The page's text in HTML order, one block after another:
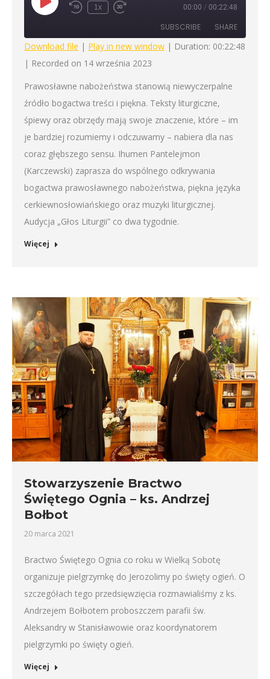
Play
EpisodeRewind
1x
Fast
seconds
00:00 / 00:22:48
SUBSCRIBE SHARE
SHARE
LINK
Download file | Play in new window | Duration: 00:22:48
| Recorded on 14 września 2023
Prawosławne nabożeństwa stanowią niewyczerpalne
źródło bogactwa treści i piękna. Teksty liturgiczne,
śpiewy oraz obrzędy mają swoje znaczenie, które – im
je bardziej rozumiemy i odczuwamy – nabiera dla nas
coraz głębszego sensu. Ihumen Pantelejmon
(Karczewski) zaprasza do wspólnego odkrywania
bogactwa prawosławnego nabożeństwa, piękna języka
cerkiewnosłowiańskiego oraz muzyki liturgicznej.
Audycja „Głos Liturgii” co dwa tygodnie.
Więcej
Stowarzyszenie Bractwo
Świętego Ognia – ks. Andrzej
Bołbot
20 marca 2021
Bractwo Świętego Ognia co roku w Wielką Sobotę
organizuje pielgrzymkę do Jerozolimy po święty ogień. O
szczegółach tego przedsięwzięcia rozmawialiśmy z ks.
Andrzejem Bołbotem proboszczem parafii św.
Aleksandry w Stanisławowie oraz koordynatorem
pielgrzymki po święty ogień.
Więcej